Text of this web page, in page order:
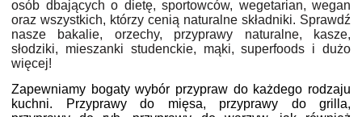
osób dbających o dietę, sportowców, wegetarian, wegan
oraz wszystkich, którzy cenią naturalne składniki. Sprawdź
nasze bakalie, orzechy, przyprawy naturalne, kasze,
słodziki, mieszanki studenckie, mąki, superfoods i dużo
więcej!
Zapewniamy bogaty wybór przypraw do każdego rodzaju
kuchni. Przyprawy do mięsa, przyprawy do grilla,